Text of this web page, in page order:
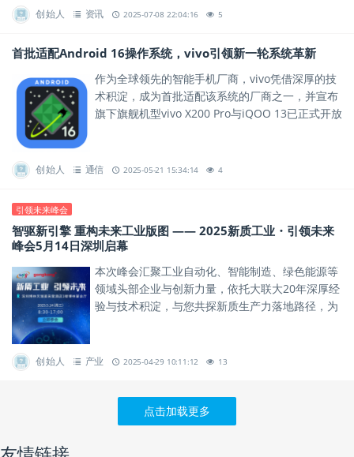
创始人 资讯 2025-07-08 22:04:16 5
首批适配Android 16操作系统，vivo引领新一轮系统革新
作为全球领先的智能手机厂商，vivo凭借深厚的技
术积淀，成为首批适配该系统的厂商之一，并宣布
旗下旗舰机型vivo X200 Pro与iQOO 13已正式开放
创始人 通信 2025-05-21 15:34:14 4
引领未来峰会
智驱新引擎 重构未来工业版图 —— 2025新质工业・引领未来
峰会5月14日深圳启幕
本次峰会汇聚工业自动化、智能制造、绿色能源等
领域头部企业与创新力量，依托大联大20年深厚经
验与技术积淀，与您共探新质生产力落地路径，为
创始人 产业 2025-04-29 10:11:12 13
点击加载更多